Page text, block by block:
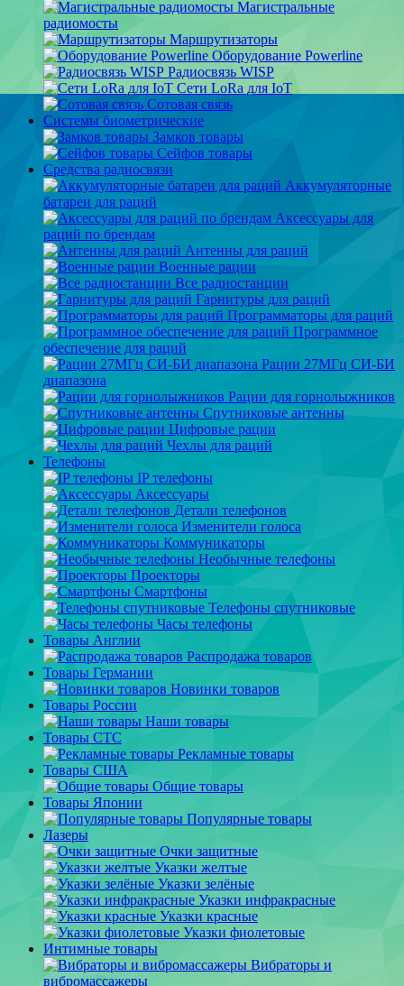
Магистральные
радиомосты
Маршрутизаторы
Оборудование Powerline
Радиосвязь WISP
Сети LoRa для IoT
Сотовая связь
Системы биометрические
Замков товары
Сейфов товары
Средства радиосвязи
Аккумуляторные
батареи для раций
Аксессуары для
раций по брендам
Антенны для раций
Военные рации
Все радиостанции
Гарнитуры для раций
Программаторы для раций
Программное
обеспечение для раций
Рации 27МГц СИ-БИ
диапазона
Рации для горнолыжников
Спутниковые антенны
Цифровые рации
Чехлы для раций
Телефоны
IP телефоны
Аксессуары
Детали телефонов
Изменители голоса
Коммуникаторы
Необычные телефоны
Проекторы
Смартфоны
Телефоны спутниковые
Часы телефоны
Товары Англии
Распродажа товаров
Товары Германии
Новинки товаров
Товары России
Наши товары
Товары СТС
Рекламные товары
Товары США
Общие товары
Товары Японии
Популярные товары
Лазеры
Очки защитные
Указки желтые
Указки зелёные
Указки инфракрасные
Указки красные
Указки фиолетовые
Интимные товары
Вибраторы и
вибромассажеры